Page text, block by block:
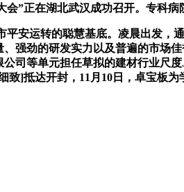
”正在湖北武汉成功召开。专科病
运转的聪慧基底。凌晨出发，
劲的研发实力以及普遍的市场佳
等单元担任草拟的建材行业尺度
]抵达开封，11月10日，卓宝板